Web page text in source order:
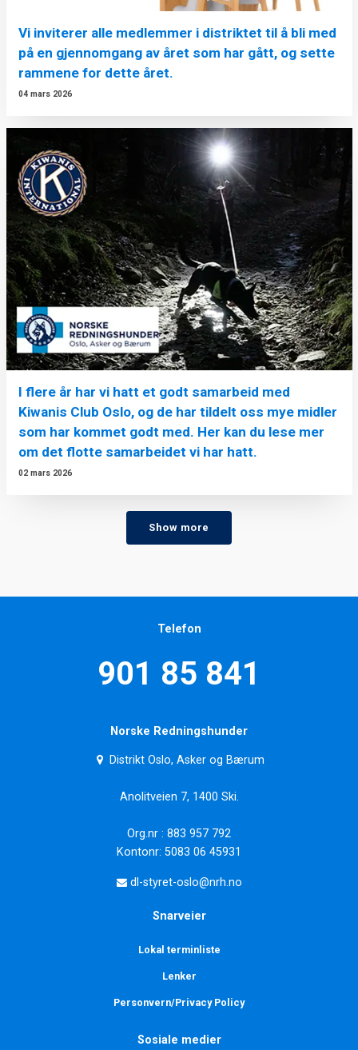
Vi inviterer alle medlemmer i distriktet til å bli med
på en gjennomgang av året som har gått, og sette
rammene for dette året.
04 mars 2026
I flere år har vi hatt et godt samarbeid med
Kiwanis Club Oslo, og de har tildelt oss mye midler
som har kommet godt med. Her kan du lese mer
om det flotte samarbeidet vi har hatt.
02 mars 2026
Show more
Telefon
901 85 841
Norske Redningshunder
Distrikt Oslo, Asker og Bærum
Anolitveien 7, 1400 Ski.
Org.nr : 883 957 792
Kontonr: 5083 06 45931
dl-styret-oslo@nrh.no
Snarveier
Lokal terminliste
Lenker
Personvern/Privacy Policy
Sosiale medier